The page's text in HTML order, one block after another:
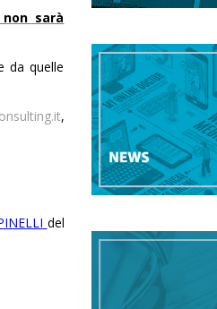
sarà
da quelle
,
del